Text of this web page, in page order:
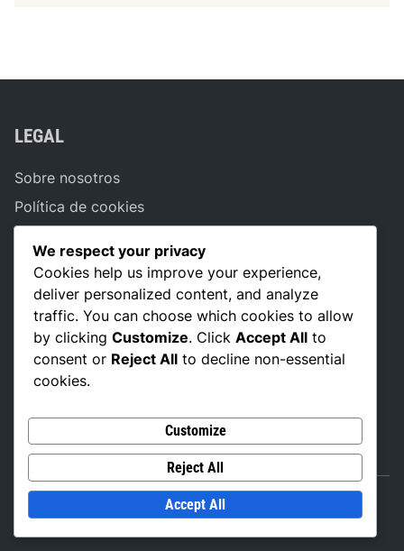
LEGAL
Sobre nosotros
Política de cookies
Términos de servicio
Comunícate
BUSCAR
for:
casayciudad.org.mx
We respect your privacy
Cookies help us improve your experience,
deliver personalized content, and analyze
traffic. You can choose which cookies to allow
by clicking Customize. Click Accept All to
consent or Reject All to decline non-essential
cookies.
Customize
Reject All
Accept All